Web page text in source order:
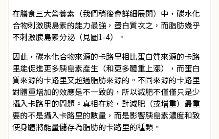
在膳食三大營養素（我們稍後會詳細展開）中，碳水化
合物刺激胰島素的能力最強，蛋白質次之，而脂肪幾乎
不刺激胰島素分泌（見圖1-4）。
因此，碳水化合物來源的卡路里相比蛋白質來源的卡路
里能促進更多胰島素產生（和更多體重上漲），而蛋白
質來源的卡路里又超過脂肪來源的。不同來源的卡路里
對體重增加的效應是不一致的，所以減肥不僅僅只是少
攝入卡路里的問題。真相在於，對減肥（或增重）最重
要的不是攝入卡路里的數量，而是影響胰島素濃度和致
使身體將能量儲存為脂肪的卡路里的種類。